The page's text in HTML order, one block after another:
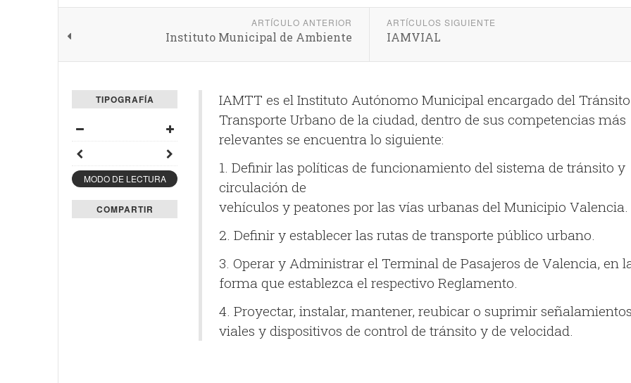
ARTÍCULO ANTERIOR
Instituto Municipal de Ambiente
ARTÍCULOS SIGUIENTE
IAMVIAL
TIPOGRAFÍA
MODO DE LECTURA
COMPARTIR
IAMTT es el Instituto Autónomo Municipal encargado del
Transporte Urbano de la ciudad, dentro de sus competencias más
relevantes se encuentra lo siguiente:
1. Definir las políticas de funcionamiento del sistema de tránsito y
circulación de
vehículos y peatones por las vías urbanas del Municipio Valencia.
2. Definir y establecer las rutas de transporte público urbano.
3. Operar y Administrar el Terminal de Pasajeros de Valencia, en
forma que establezca el respectivo Reglamento.
4. Proyectar, instalar, mantener, reubicar o suprimir señalamientos
viales y dispositivos de control de tránsito y de velocidad.